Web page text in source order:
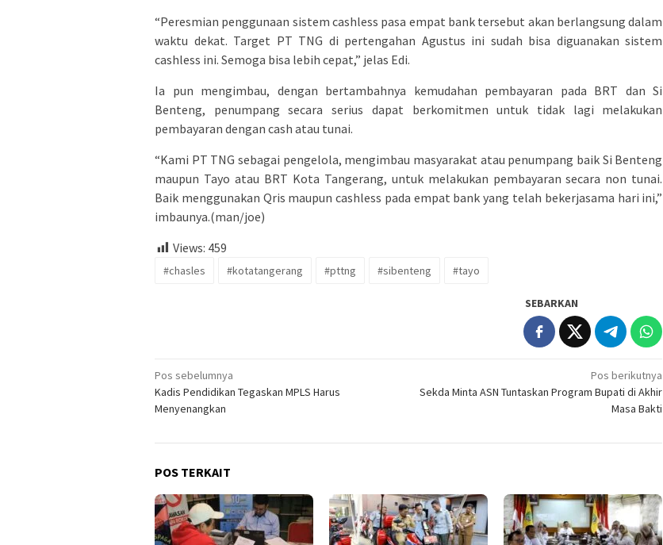
“Peresmian penggunaan sistem cashless pasa empat bank tersebut akan berlangsung dalam
waktu dekat. Target PT TNG di pertengahan Agustus ini sudah bisa diguanakan sistem
cashless ini. Semoga bisa lebih cepat,” jelas Edi.
Ia pun mengimbau, dengan bertambahnya kemudahan pembayaran pada BRT dan Si
Benteng, penumpang secara serius dapat berkomitmen untuk tidak lagi melakukan
pembayaran dengan cash atau tunai.
“Kami PT TNG sebagai pengelola, mengimbau masyarakat atau penumpang baik Si Benteng
maupun Tayo atau BRT Kota Tangerang, untuk melakukan pembayaran secara non tunai.
Baik menggunakan Qris maupun cashless pada empat bank yang telah bekerjasama hari ini,”
imbaunya.(man/joe)
Views: 459
#chasles #kotatangerang #pttng #sibenteng #tayo
SEBARKAN
Navigasi
pos
Pos sebelumnya
Kadis Pendidikan Tegaskan MPLS Harus
Menyenangkan
Pos berikutnya
Sekda Minta ASN Tuntaskan Program Bupati di Akhir
Masa Bakti
POS TERKAIT